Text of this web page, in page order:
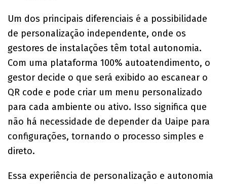
Um dos principais diferenciais é a possibilidade
de personalização independente, onde os
gestores de instalações têm total autonomia.
Com uma plataforma 100% autoatendimento, o
gestor decide o que será exibido ao escanear o
QR code e pode criar um menu personalizado
para cada ambiente ou ativo. Isso significa que
não há necessidade de depender da Uaipe para
configurações, tornando o processo simples e
direto.
Essa experiência de personalização e autonomia